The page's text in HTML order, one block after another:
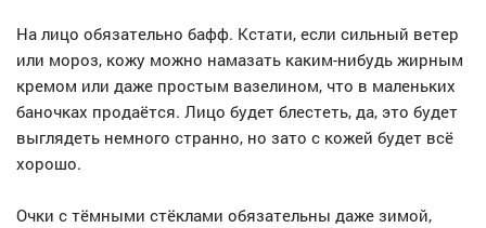
На лицо обязательно бафф. Кстати, если сильный ветер
или мороз, кожу можно намазать каким-нибудь жирным
кремом или даже простым вазелином, что в маленьких
баночках продаётся. Лицо будет блестеть, да, это будет
выглядеть немного странно, но зато с кожей будет всё
хорошо.
Очки с тёмными стёклами обязательны даже зимой,